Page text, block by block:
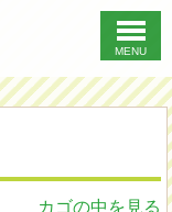
MENU
カゴの中を見る